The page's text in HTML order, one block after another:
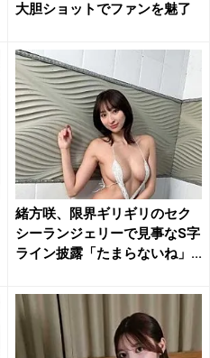
大胆ショットでファンを魅了
緒方咲、限界ギリギリのセク
シーランジェリーで見事なS字
ライン披露「たまらないね」...